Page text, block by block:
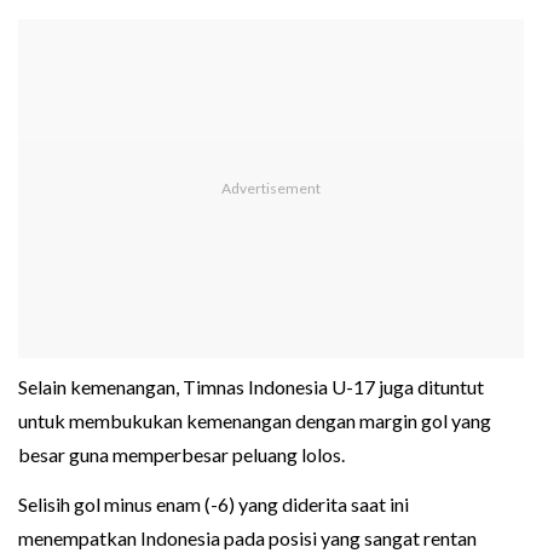
Selain kemenangan, Timnas Indonesia U-17 juga dituntut
untuk membukukan kemenangan dengan margin gol yang
besar guna memperbesar peluang lolos.
Selisih gol minus enam (-6) yang diderita saat ini
menempatkan Indonesia pada posisi yang sangat rentan